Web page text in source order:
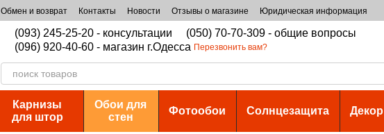
Обмен и возврат Контакты Новости Отзывы о магазине Юридическая информация
(093) 245-25-20 - консультации
(050) 70-70-309 - общие вопросы
(096) 920-40-60 - магазин г.Одесса Перезвонить вам?
Карнизы
для штор
Обои для
стен
Фотообои Солнцезащита Декор